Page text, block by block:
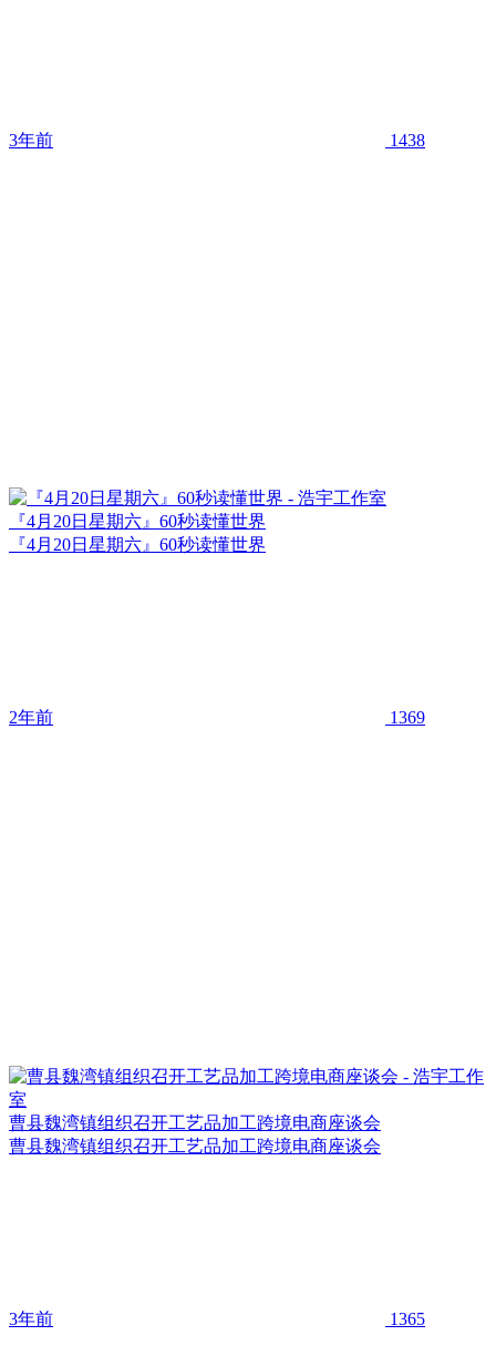
3年前 1438
『4月20日星期六』60秒读懂世界
『4月20日星期六』60秒读懂世界
2年前 1369
曹县魏湾镇组织召开工艺品加工跨境电商座谈会
曹县魏湾镇组织召开工艺品加工跨境电商座谈会
3年前 1365